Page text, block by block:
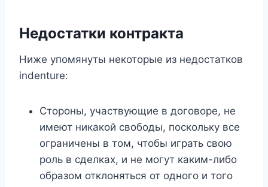
Недостатки контракта
Ниже упомянуты некоторые из недостатков
indenture:
Стороны, участвующие в договоре, не
имеют никакой свободы, поскольку все
ограничены в том, чтобы играть свою
роль в сделках, и не могут каким-либо
образом отклоняться от одного и того